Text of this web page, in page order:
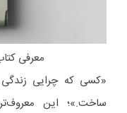
معرفی
«کسی که چرایی زندگی
ساخت.»؛ این